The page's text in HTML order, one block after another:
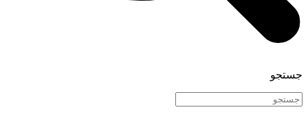
جستجو